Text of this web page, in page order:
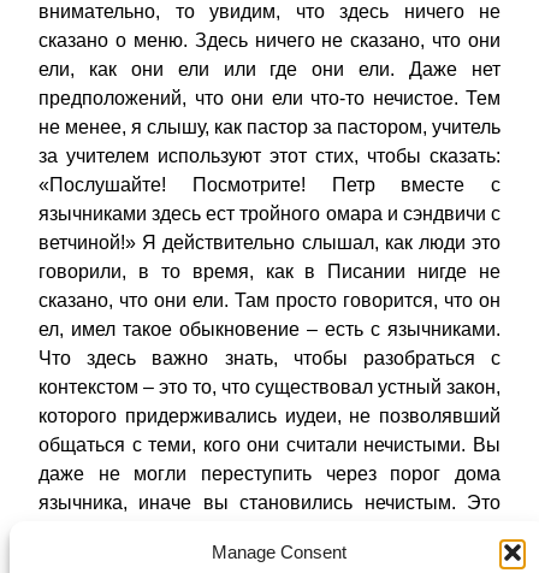
Manage Consent
внимательно, то увидим, что здесь ничего не
сказано о меню. Здесь ничего не сказано, что они
ели, как они ели или где они ели. Даже нет
предположений, что они ели что-то нечистое. Тем
не менее, я слышу, как пастор за пастором, учитель
за учителем используют этот стих, чтобы сказать:
«Послушайте! Посмотрите! Петр вместе с
язычниками здесь ест тройного омара и сэндвичи с
ветчиной!» Я действительно слышал, как люди это
говорили, в то время, как в Писании нигде не
сказано, что они ели. Там просто говорится, что он
ел, имел такое обыкновение – есть с язычниками.
Что здесь важно знать, чтобы разобраться с
контекстом – это то, что существовал устный закон,
которого придерживались иудеи, не позволявший
общаться с теми, кого они считали нечистыми. Вы
даже не могли переступить через порог дома
язычника, иначе вы становились нечистым. Это
закона. Это не противоречило Закону Бога – Торе.